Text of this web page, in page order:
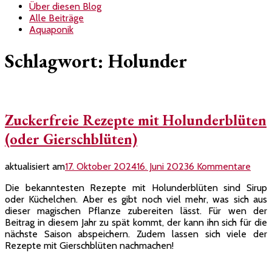
Über diesen Blog
Alle Beiträge
Aquaponik
Schlagwort: Holunder
Zuckerfreie Rezepte mit Holunderblüten
(oder Gierschblüten)
aktualisiert am17. Oktober 202416. Juni 20236 Kommentare
mit
(oder
Die bekanntesten Rezepte mit Holunderblüten sind Sirup
oder Küchelchen. Aber es gibt noch viel mehr, was sich aus
dieser magischen Pflanze zubereiten lässt. Für wen der
Beitrag in diesem Jahr zu spät kommt, der kann ihn sich für die
nächste Saison abspeichern. Zudem lassen sich viele der
Rezepte mit Gierschblüten nachmachen!